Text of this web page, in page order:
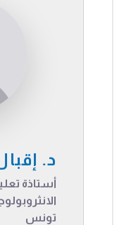
د.
أستاذة
تونس